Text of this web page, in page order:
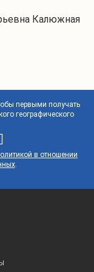
Калюжная
первыми получать
географического
в отношении
.